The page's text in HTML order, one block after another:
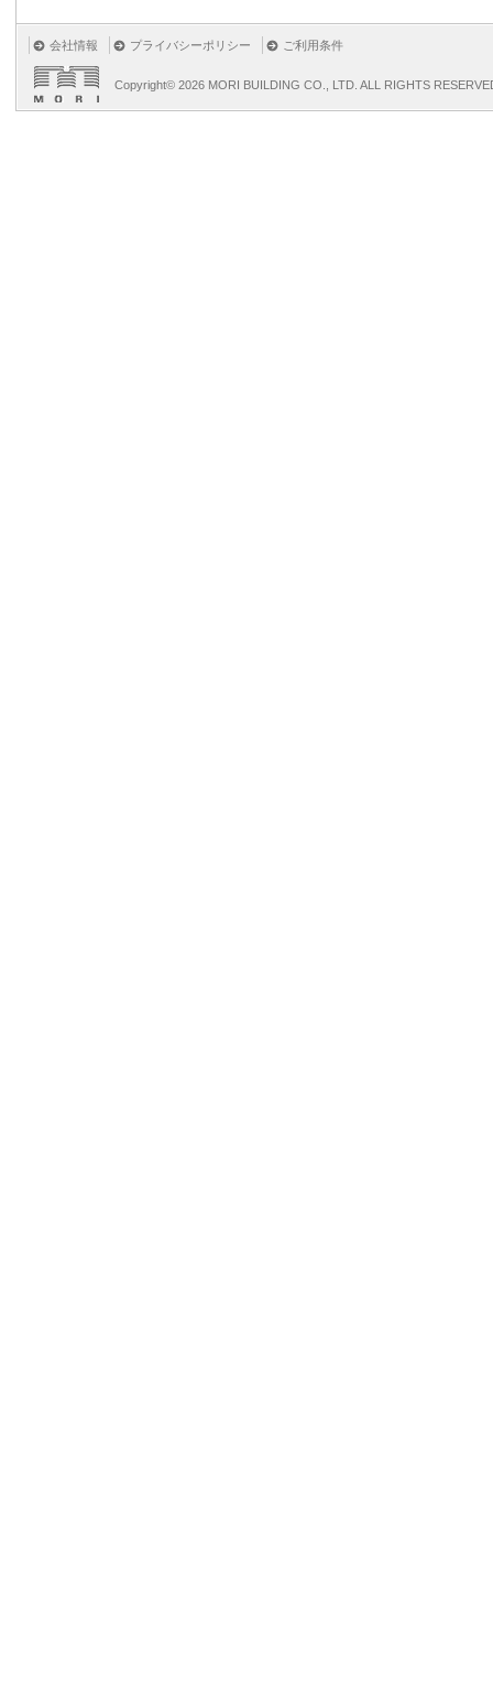
会社情報 プライバシーポリシー ご利用条件
Copyright© 2026 MORI BUILDING CO., LTD. ALL RIGHTS